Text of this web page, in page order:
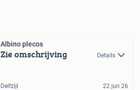
Albino plecos
Zie omschrijving Details
Delfzijl 22 jun 26